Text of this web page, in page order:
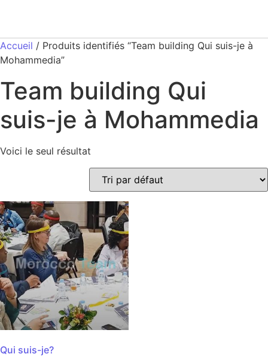
Accueil / Produits identifiés “Team building Qui suis-je à
Mohammedia”
Team building Qui
suis-je à Mohammedia
Voici le seul résultat
Qui suis-je?